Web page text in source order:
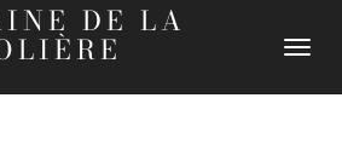
DE LA
DÉPLIER